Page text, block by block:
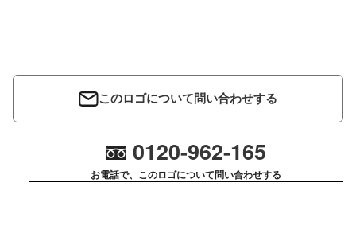
このロゴについて問い合わせする
0120-962-165
お電話で、このロゴについて問い合わせする